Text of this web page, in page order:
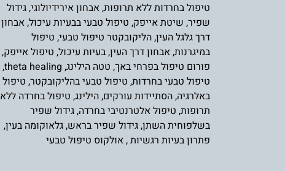
טיפול בחרדות ללא תרופות,אבחון אירידיולוגי,גידול
שפיר, שיטת אייפק, טיפול טבעי בבעיות עיכול,אבחון
דרך גלגל העין,הליקובקטר טיפול טבעי, טיפול
במיגרנות,אבחון דרך העין,בעיות עיכול, טיפול אייפק,
פורום טיפול בפרחי באך, טטה הילינג,
theta healing
,
טיפול טבעי בחרדות, טיפול טבעי בהליקובקטר, טיפול
באלרגיה,הסתיידות עורקים,הילינג, טיפול בחרדה ללא
תרופות, טיפול אלטרנטיבי בחרדה,גידול שפיר
בשלפוחית השתן,גידול שפיר בראש,גלאוקומה בעין,
פתרון בעיות רגשיות,אולקוס טיפול טבעי